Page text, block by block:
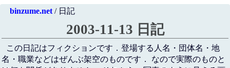
binzume.net/ 日記
2003-11-13 日記
この日記はフィクションです．登場する人名・団体名・地
名・職業などはぜんぶ架空のものです． なので実際のものと